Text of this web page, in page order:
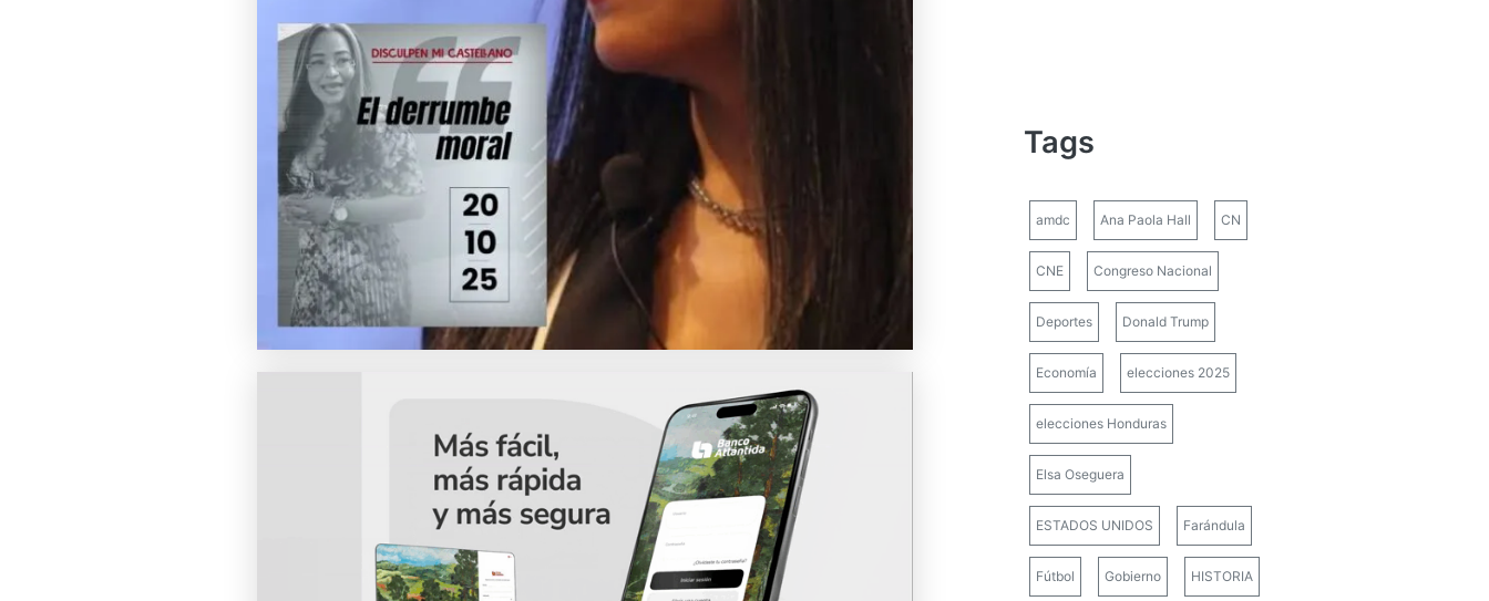
Tags
amdc Ana Paola Hall CN
CNE Congreso Nacional
Deportes Donald Trump
Economía elecciones 2025
elecciones Honduras
Elsa Oseguera
ESTADOS UNIDOS Farándula
Fútbol Gobierno HISTORIA